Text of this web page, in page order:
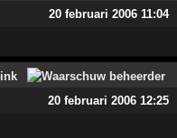
20 februari 2006 11:04
20 februari 2006 12:25